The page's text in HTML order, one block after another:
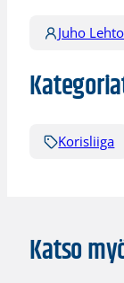
Juho
Korisliiga
Katso